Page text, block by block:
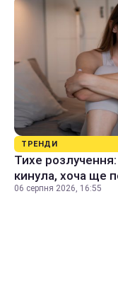
ТРЕНДИ
Тихе
кинула, хоча ще
06 серпня 2026, 16:55